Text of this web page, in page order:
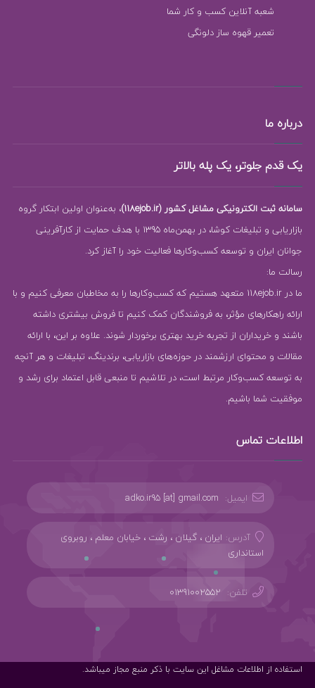
شعبه آنلاین کسب و کار شما
تعمیر قهوه ساز دلونگی
درباره ما
یک قدم جلوتر، یک پله بالاتر
سامانه ثبت الکترونیکی مشاغل کشور (118ejob.ir)
، به‌عنوان اولین ابتکار گروه
بازاریابی و تبلیغات کوشا، در بهمن‌ماه 1395 با هدف حمایت از کارآفرینی
جوانان ایران و توسعه کسب‌وکارها فعالیت خود را آغاز کرد.
رسالت ما:
ما در 118ejob.ir متعهد هستیم که کسب‌وکارها را به مخاطبان معرفی کنیم و با
ارائه راهکارهای مؤثر، به فروشندگان کمک کنیم تا فروش بیشتری داشته
باشند و خریداران از تجربه خرید بهتری برخوردار شوند. علاوه بر این، با ارائه
مقالات و محتوای ارزشمند در حوزه‌های بازاریابی، برندینگ، تبلیغات و هر آنچه
به توسعه کسب‌وکار مرتبط است، در تلاشیم تا منبعی قابل اعتماد برای رشد و
موفقیت شما باشیم.
اطلاعات تماس
ایمیل: adko.ir95 [at] gmail.com
آدرس: ایران ، گیلان ، رشت ، خیابان معلم ، روبروی
استانداری
تلفن: 01391002552
استفاده از اطلاعات مشاغل این سایت با ذکر منبع مجاز میباشد.